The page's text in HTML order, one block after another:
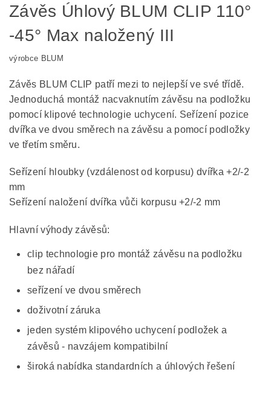
Závěs Úhlový BLUM CLIP 110°
-45° Max naložený III
výrobce BLUM
Závěs BLUM CLIP patří mezi to nejlepší ve své třídě.
Jednoduchá montáž nacvaknutím závěsu na podložku
pomocí klipové technologie uchycení. Seřízení pozice
dvířka ve dvou směrech na závěsu a pomocí podložky
ve třetím směru.
Seřízení hloubky (vzdálenost od korpusu) dvířka +2/-2
mm
Seřízení naložení dvířka vůči korpusu +2/-2 mm
Hlavní výhody závěsů:
clip technologie pro montáž závěsu na podložku
bez nářadí
seřízení ve dvou směrech
doživotní záruka
jeden systém klipového uchycení podložek a
závěsů - navzájem kompatibilní
široká nabídka standardních a úhlových řešení